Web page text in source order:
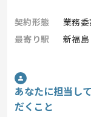
契約形態
業務委
最寄り駅
新福島
あなたに担当し
だくこと